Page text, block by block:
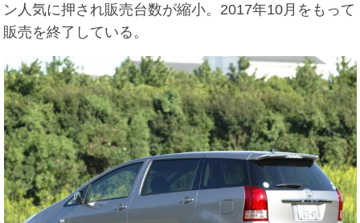
ン人気に押され販売台数が縮小。2017年10月をもって
販売を終了している。